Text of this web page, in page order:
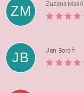
ZM
Zuzana
JB
Ján Boroň